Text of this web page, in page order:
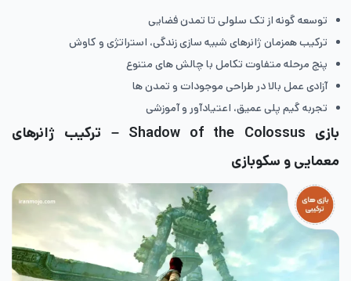
توسعه گونه از تک سلولی تا تمدن فضایی
ترکیب همزمان ژانرهای شبیه سازی زندگی، استراتژی و کاوش
پنج مرحله متفاوت تکامل با چالش های متنوع
آزادی عمل بالا در طراحی موجودات و تمدن ها
تجربه گیم پلی عمیق، اعتیادآور و آموزشی
بازی Shadow of the Colossus
– ترکیب ژانرهای
معمایی و سکوبازی